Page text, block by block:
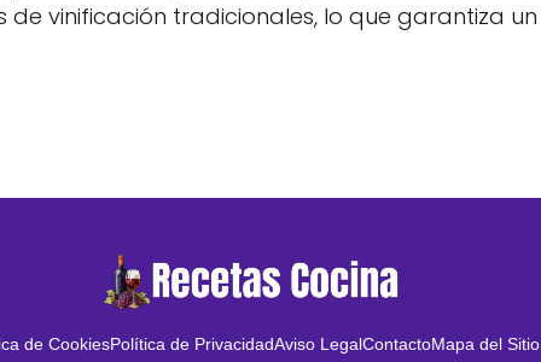
de vinificación tradicionales, lo que garantiza
de CookiesPolítica de PrivacidadAviso LegalContactoMapa del Sitio